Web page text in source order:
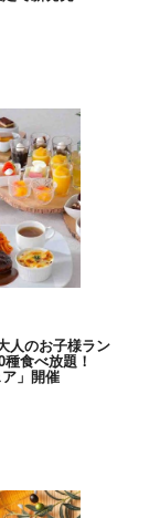
人のお子様ラン
食べ放題！
」開催